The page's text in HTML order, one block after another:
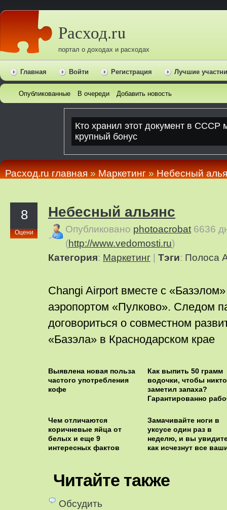
Расход.ru
портал о доходах и расходах
Главная Войти Регистрация Лучшие
Опубликованные В очереди Добавить новость
Расход.ru главная»Маркетинг»Небесный
8
Оцени
Небесный альянс
Опубликовано photoacrobat 6636
(http://www.vedomosti.ru)
Категория: Маркетинг Тэги: Полоса
Changi Airport вместе с «Базэлом»
аэропортом «Пулково». Следом
договориться о совместном
«Базэла» в Краснодарском крае
Выявлена новая польза
частого употребления
кофе
Как выпить 50 грамм
водочки, чтобы
заметил запаха?
Гарантированно
Чем отличаются
коричневые яйца от
белых и еще 9
интересных фактов
Замачивайте ноги в
уксусе один раз в
неделю, и вы
как исчезнут все
Читайте также
Обсудить